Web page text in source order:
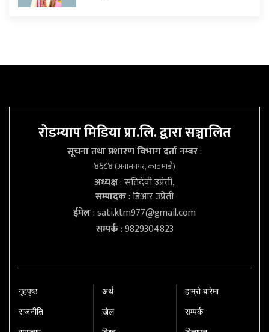
रोडम्याप मिडिया प्रा.लि. द्वारा सञ्चालित
सूचना तथा प्रशारण विभाग दर्ता नम्बर:
४६८४(अनामनगर, काठमाडौं)
अध्यक्ष: सतिदेवी उप्रेती,
सम्पादक: डिआर उप्रेती
ईमेल:sati.ktm977@gmail.com
सम्पर्क: 9829304823
गृहपृष्‍ठ
राजनीति
अर्थ
खेल
हाम्रो बारेमा
सम्पर्क